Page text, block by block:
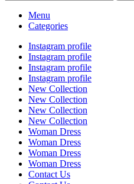
Menu
Categories
Instagram profile
Instagram profile
Instagram profile
Instagram profile
New Collection
New Collection
New Collection
New Collection
Woman Dress
Woman Dress
Woman Dress
Woman Dress
Contact Us